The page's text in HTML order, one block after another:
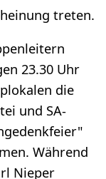
treten.
23.30 Uhr
die
und SA-
Während
Nieper